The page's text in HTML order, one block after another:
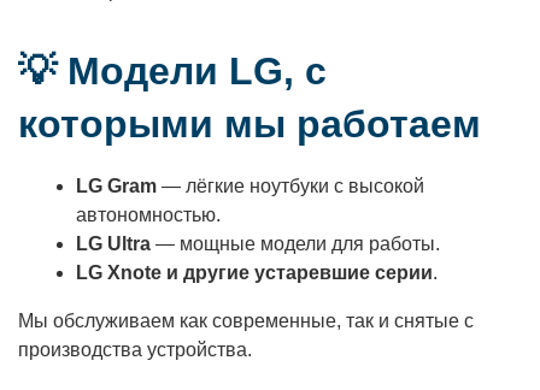
💡 Модели LG, с
которыми мы работаем
LG Gram — лёгкие ноутбуки с высокой
автономностью.
LG Ultra — мощные модели для работы.
LG Xnote и другие устаревшие серии.
Мы обслуживаем как современные, так и снятые с
производства устройства.